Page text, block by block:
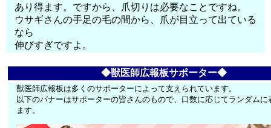
あり得ます。ですから、爪切りは必要なことですね。
ウサギさんの手足の毛の間から、爪が目立って出ている
なら
伸びすぎですよ。
◆獣医師広報板サポーター◆
獣医師広報板は多くのサポーターによって支えられています。
以下のバナーはサポーターの皆さんのもので、口数に応じてランダムに
ます。